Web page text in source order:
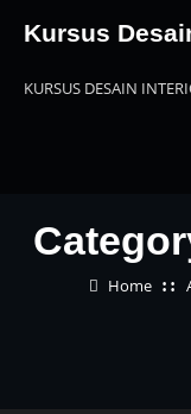
Kursus
KURSUS DESAIN
Home